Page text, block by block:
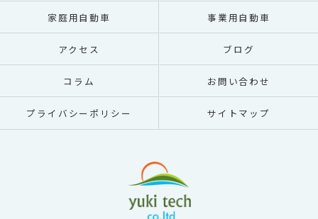
家庭用自動車 事業用自動車
アクセス ブログ
コラム お問い合わせ
プライバシーポリシー サイトマップ